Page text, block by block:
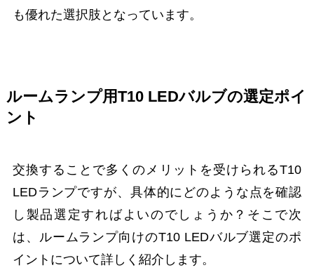
も優れた選択肢となっています。
ルームランプ用T10 LEDバルブの選定ポイ
ント
交換することで多くのメリットを受けられるT10
LEDランプですが、具体的にどのような点を確認
し製品選定すればよいのでしょうか？そこで次
は、ルームランプ向けのT10 LEDバルブ選定のポ
イントについて詳しく紹介します。